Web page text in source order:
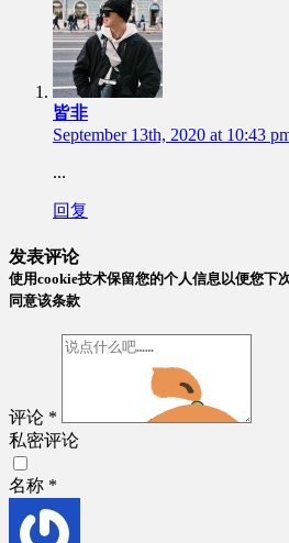
皆非
September 13th, 2020 at 10:43
...
回复
发表评论
使用cookie技术保留您的个人信息以便您下
同意该条款
评论 *
私密评论
名称 *